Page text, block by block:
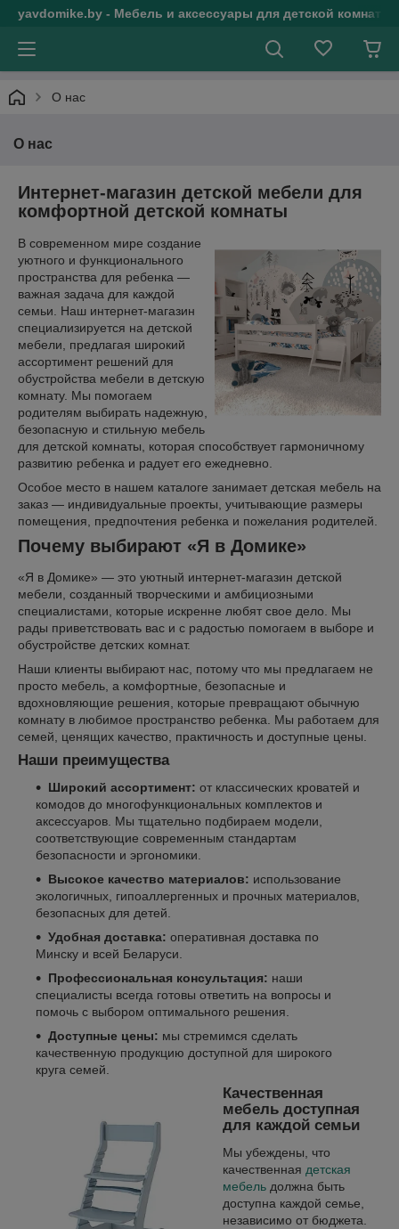
yavdomike.by - Мебель и аксессуары для детской комнаты
О нас
О нас
Интернет-магазин детской мебели для
комфортной детской комнаты
В современном мире создание
уютного и функционального
пространства для ребенка —
важная задача для каждой
семьи. Наш интернет-магазин
специализируется на детской
мебели, предлагая широкий
ассортимент решений для
обустройства мебели в детскую
комнату. Мы помогаем
родителям выбирать надежную,
безопасную и стильную мебель
для детской комнаты, которая способствует гармоничному
развитию ребенка и радует его ежедневно.
Особое место в нашем каталоге занимает детская мебель на
заказ — индивидуальные проекты, учитывающие размеры
помещения, предпочтения ребенка и пожелания родителей.
Почему выбирают «Я в Домике»
«Я в Домике» — это уютный интернет-магазин детской
мебели, созданный творческими и амбициозными
специалистами, которые искренне любят свое дело. Мы
рады приветствовать вас и с радостью помогаем в выборе и
обустройстве детских комнат.
Наши клиенты выбирают нас, потому что мы предлагаем не
просто мебель, а комфортные, безопасные и
вдохновляющие решения, которые превращают обычную
комнату в любимое пространство ребенка. Мы работаем для
семей, ценящих качество, практичность и доступные цены.
Наши преимущества
Широкий ассортимент: от классических кроватей и
комодов до многофункциональных комплектов и
аксессуаров. Мы тщательно подбираем модели,
соответствующие современным стандартам
безопасности и эргономики.
Высокое качество материалов: использование
экологичных, гипоаллергенных и прочных материалов,
безопасных для детей.
Удобная доставка: оперативная доставка по
Минску и всей Беларуси.
Профессиональная консультация: наши
специалисты всегда готовы ответить на вопросы и
помочь с выбором оптимального решения.
Доступные цены: мы стремимся сделать
качественную продукцию доступной для широкого
круга семей.
Качественная
мебель доступная
для каждой семьи
Мы убеждены, что
качественная детская
мебель должна быть
доступна каждой семье,
независимо от бюджета.